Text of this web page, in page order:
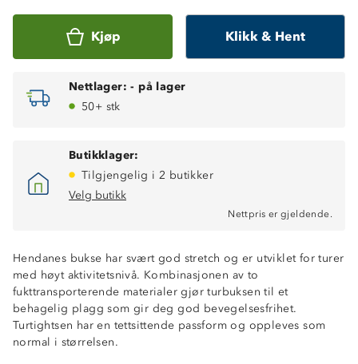
Kjøp Klikk & Hent
Nettlager: - på lager
50+ stk
Butikklager:
Tilgjengelig i 2 butikker
Velg butikk
Nettpris er gjeldende.
Hendanes bukse har svært god stretch og er utviklet for turer
med høyt aktivitetsnivå. Kombinasjonen av to
fukttransporterende materialer gjør turbuksen til et
behagelig plagg som gir deg god bevegelsesfrihet.
Turtightsen har en tettsittende passform og oppleves som
normal i størrelsen.
Hurtigtørkende
To stikklommer fôret med mesh
Strikkjustering i livet
En glidelåslomme
Ventilasjonshull